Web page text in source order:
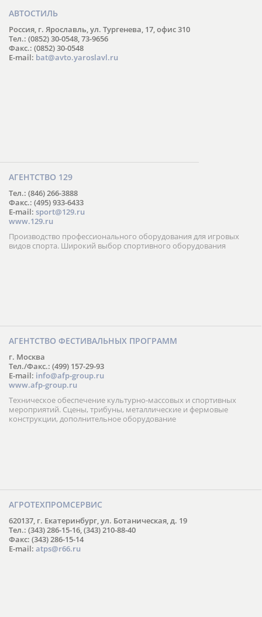
АВТОСТИЛЬ
Россия, г. Ярославль, ул. Тургенева, 17, офис 310
Тел.: (0852) 30-0548, 73-9656
Факс.: (0852) 30-0548
E-mail: bat@avto.yaroslavl.ru
АГЕНТСТВО 129
Тел.: (846) 266-3888
Факс.: (495) 933-6433
E-mail: sport@129.ru
www.129.ru
Производство профессионального оборудования для игровых
видов спорта. Широкий выбор спортивного оборудования
АГЕНТСТВО ФЕСТИВАЛЬНЫХ ПРОГРАММ
г. Москва
Тел./Факс.: (499) 157-29-93
E-mail: info@afp-group.ru
www.afp-group.ru
Техническое обеспечение культурно-массовых и спортивных
мероприятий. Сцены, трибуны, металлические и фермовые
конструкции, дополнительное оборудование
АГРОТЕХПРОМСЕРВИС
620137, г. Екатеринбург, ул. Ботаническая, д. 19
Тел.: (343) 286-15-16, (343) 210-88-40
Факс: (343) 286-15-14
E-mail: atps@r66.ru